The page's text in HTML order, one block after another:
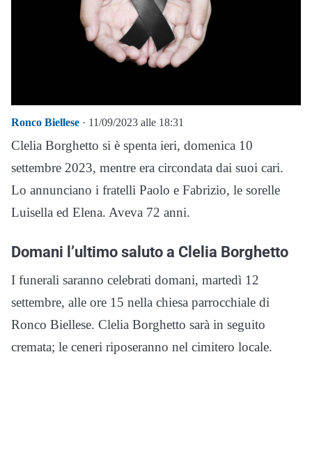
Ronco Biellese · 11/09/2023 alle 18:31
Clelia Borghetto si è spenta ieri, domenica 10
settembre 2023, mentre era circondata dai suoi cari.
Lo annunciano i fratelli Paolo e Fabrizio, le sorelle
Luisella ed Elena. Aveva 72 anni.
Domani l’ultimo saluto a Clelia Borghetto
I funerali saranno celebrati domani, martedì 12
settembre, alle ore 15 nella chiesa parrocchiale di
Ronco Biellese. Clelia Borghetto sarà in seguito
cremata; le ceneri riposeranno nel cimitero locale.